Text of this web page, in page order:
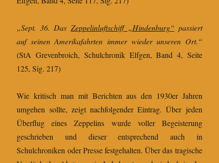
„Sept. 36. Das Zeppelinluftschiff „Hindenburg“ passiert
auf seinen Amerikafahrten immer wieder unseren Ort.“
(StA Grevenbroich, Schulchronik Elfgen, Band 4, Seite
125, Sig. 217)
Wie kritisch man mit Berichten aus den 1930er Jahren
umgehen sollte, zeigt nachfolgender Eintrag. Über jeden
Überflug eines Zeppelins wurde voller Begeisterung
geschrieben und dieser entsprechend auch in
Schulchroniken oder Presse festgehalten. Über das tragische